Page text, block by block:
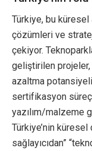
Türkiye, bu
çözümleri ve
çekiyor.
geliştirilen projeler,
azaltma
sertifikasyon
yazılım/malzeme
Türkiye’nin
sağlayıcıdan”